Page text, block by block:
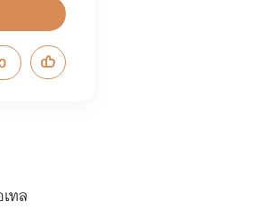
ทล